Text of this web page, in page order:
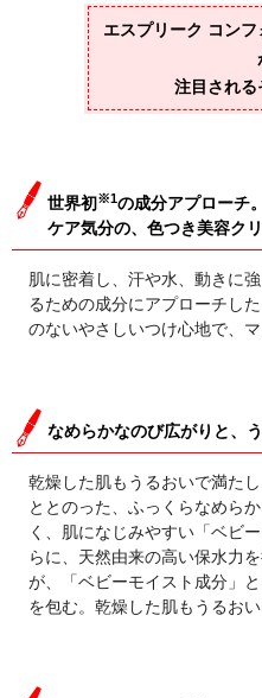
エスプリーク コン
注目される
世界初※1の成分アプローチ
ケア気分の、色つき美容クリ
肌に密着し、汗や水、動きに
るための成分にアプローチし
のないやさしいつけ心地で、
なめらかなのび広がりと、
乾燥した肌もうるおいで満た
ととのった、ふっくらなめら
く、肌になじみやすい「ベビ
らに、天然由来の高い保水力
が、「ベビーモイスト成分」
を包む。乾燥した肌もうるお